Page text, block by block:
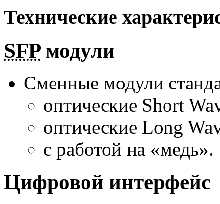
Технические
SFPмодули
Сменные модули
оптические Short
оптические Long
с работой на «медь».
Цифровой интерфейс